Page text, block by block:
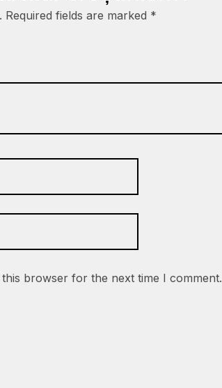
Required fields are marked *
browser for the next time I comment.